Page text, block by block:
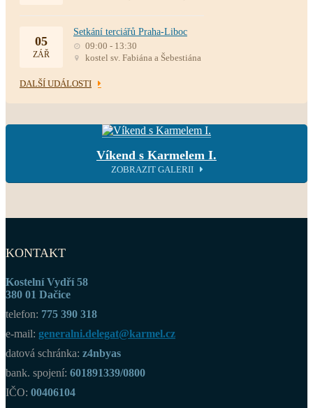
05
ZÁŘ
Setkání terciářů Praha-Liboc
09:00 - 13:30
kostel sv. Fabiána a Šebestiána
DALŠÍ UDÁLOSTI
Víkend s Karmelem I.
ZOBRAZIT GALERII
KONTAKT
Kostelní Vydří 58
380 01 Dačice
telefon: 775 390 318
e-mail: generalni.delegat@karmel.cz
datová schránka: z4nbyas
bank. spojení: 601891339/0800
IČO: 00406104